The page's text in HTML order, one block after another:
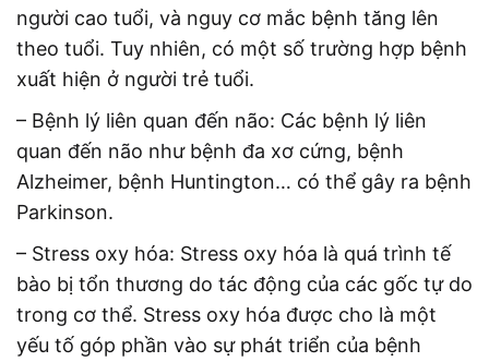
người cao tuổi, và nguy cơ mắc bệnh tăng lên
theo tuổi. Tuy nhiên, có một số trường hợp bệnh
xuất hiện ở người trẻ tuổi.
– Bệnh lý liên quan đến não: Các bệnh lý liên
quan đến não như bệnh đa xơ cứng, bệnh
Alzheimer, bệnh Huntington… có thể gây ra bệnh
Parkinson.
– Stress oxy hóa: Stress oxy hóa là quá trình tế
bào bị tổn thương do tác động của các gốc tự do
trong cơ thể. Stress oxy hóa được cho là một
yếu tố góp phần vào sự phát triển của bệnh